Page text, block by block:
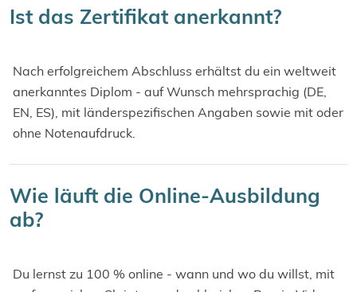
Ist das Zertifikat anerkannt?
Nach erfolgreichem Abschluss erhältst du ein weltweit
anerkanntes Diplom - auf Wunsch mehrsprachig (DE,
EN, ES), mit länderspezifischen Angaben sowie mit oder
ohne Notenaufdruck.
Wie läuft die Online-Ausbildung
ab?
Du lernst zu 100 % online - wann und wo du willst, mit